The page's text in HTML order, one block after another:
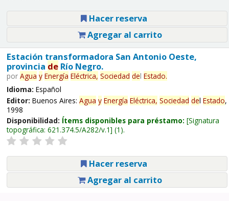
Hacer reserva
Agregar al carrito
Estación transformadora San Antonio Oeste,
provincia deRío Negro.
por Agua y Energía Eléctrica, Sociedad del Estado.
Idioma: Español
Editor: Buenos Aires: Agua y Energía Eléctrica, Sociedad del Estado,
1998
Disponibilidad: Ítems disponibles para préstamo: Signatura
topográfica: 621.374.5/A282/v.1 (1).
Hacer reserva
Agregar al carrito